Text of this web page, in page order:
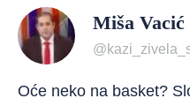
Miša Vacić
Oće neko na basket?